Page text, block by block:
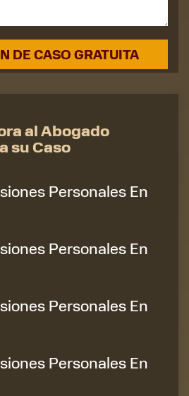
al Abogado
su Caso
Personales En
Personales En
Personales En
Personales En